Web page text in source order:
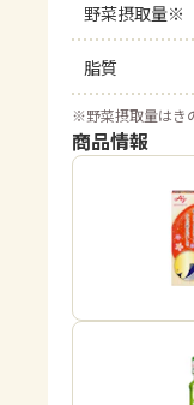
野菜摂取量※
脂質
※野菜摂取量はき
商品情報